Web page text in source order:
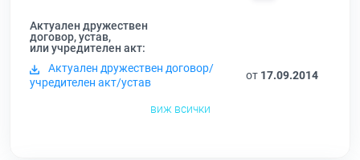
Актуален дружествен
договор, устав,
или учредителен акт:
Актуален дружествен договор/
учредителен акт/устав
от 17.09.2014
виж всички